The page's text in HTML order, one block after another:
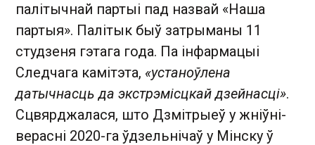
палітычнай партыі пад назвай «Наша
партыя». Палітык быў затрыманы 11
студзеня гэтага года. Па інфармацыі
Следчага камітэта, «устаноўлена
датычнасць да экстрэмісцкай дзейнасці».
Сцвярджалася, што Дзмітрыеў у жніўні-
верасні 2020-га ўдзельнічаў у Мінску ў